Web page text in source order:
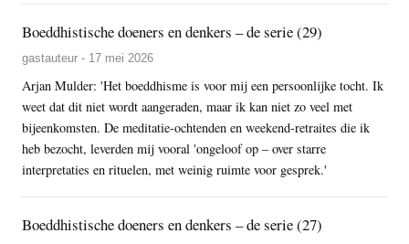
Boeddhistische doeners en denkers – de serie (29)
gastauteur - 17 mei 2026
Arjan Mulder: 'Het boeddhisme is voor mij een persoonlijke tocht. Ik
weet dat dit niet wordt aangeraden, maar ik kan niet zo veel met
bijeenkomsten. De meditatie-ochtenden en weekend-retraites die ik
heb bezocht, leverden mij vooral 'ongeloof op – over starre
interpretaties en rituelen, met weinig ruimte voor gesprek.'
Boeddhistische doeners en denkers – de serie (27)